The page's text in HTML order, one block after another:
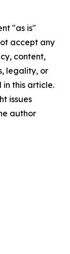
"as is"
accept any
content,
legality, or
this article.
issues
author